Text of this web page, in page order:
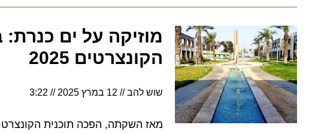
מוזיקה על ים כנרת:
הקונצרטים 2025
שוש להב 12 במרץ 2025 3:22
מאז השקתה, הפכה תוכנית הקונצרטים